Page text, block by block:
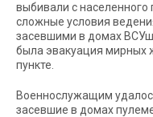
выбивали с населенного
сложные условия
засевшими в домах
была эвакуация мирных
пункте.
Военнослужащим
засевшие в домах